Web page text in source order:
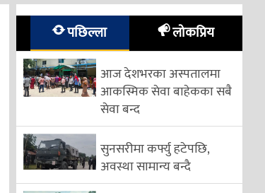
पछिल्ला लोकप्रिय
आज देशभरका अस्पतालमा
आकस्मिक सेवा बाहेकका सबै
सेवा बन्द
सुनसरीमा कर्फ्यु हटेपछि,
अवस्था सामान्य बन्दै